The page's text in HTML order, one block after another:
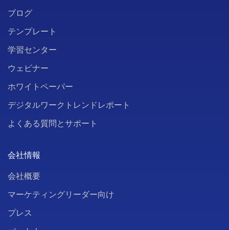
ブログ
テンプレート
学習センター
ウェビナー
ホワイトペーパー
デジタルワークトレンドレポート
よくある質問とサポート
会社情報
会社概要
マーケティングリーダー向け
プレス